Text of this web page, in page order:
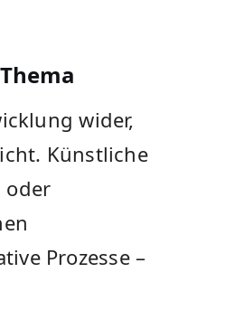
wider,
Künstliche
oder
Prozesse –